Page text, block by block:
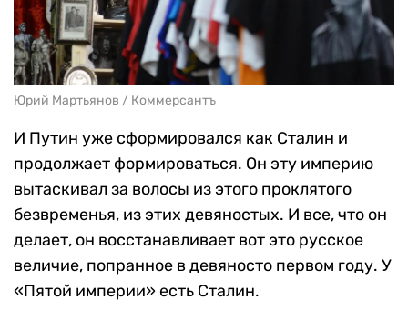
Юрий Мартьянов / Коммерсантъ
И Путин уже сформировался как Сталин и
продолжает формироваться. Он эту империю
вытаскивал за волосы из этого проклятого
безвременья, из этих девяностых. И все, что он
делает, он восстанавливает вот это русское
величие, попранное в девяносто первом году. У
«Пятой империи» есть Сталин.